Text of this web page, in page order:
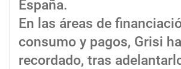
España.
En las áreas de
consumo y pagos, Grisi ha
recordado, tras